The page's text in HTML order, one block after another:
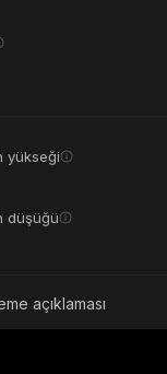
yükseği
düşüğü
açıklaması